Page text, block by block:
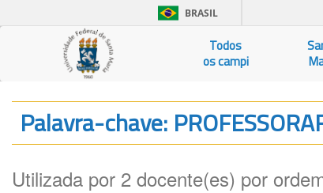
BRASIL
Todos
os campi
Palavra-chave:
Utilizada por 2 docente(es) por